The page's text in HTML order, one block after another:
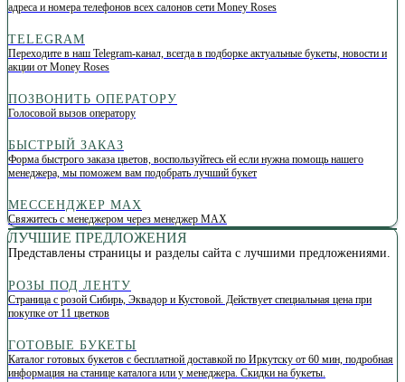
адреса и номера телефонов всех салонов сети Money Roses
TELEGRAM
Переходите в наш Telegram-канал, всегда в подборке актуальные букеты, новости и
акции от Money Roses
ПОЗВОНИТЬ ОПЕРАТОРУ
Голосовой вызов оператору
БЫСТРЫЙ ЗАКАЗ
Форма быстрого заказа цветов, воспользуйтесь ей если нужна помощь нашего
менеджера, мы поможем вам подобрать лучший букет
МЕССЕНДЖЕР МАХ
Свяжитесь с менеджером через менеджер МАХ
ЛУЧШИЕ ПРЕДЛОЖЕНИЯ
Представлены страницы и разделы сайта с лучшими предложениями.
РОЗЫ ПОД ЛЕНТУ
Страница с розой Сибирь, Эквадор и Кустовой. Действует специальная цена при
покупке от 11 цветков
ГОТОВЫЕ БУКЕТЫ
Каталог готовых букетов с бесплатной доставкой по Иркутску от 60 мин, подробная
информация на станице каталога или у менеджера. Скидки на букеты.